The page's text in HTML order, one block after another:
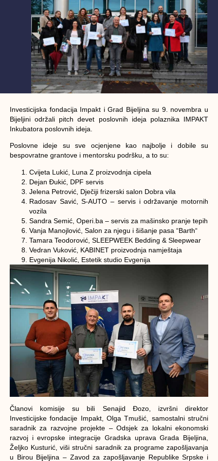
Investicijska fondacija Impakt i Grad Bijeljina su 9. novembra u
Bijeljini održali pitch devet poslovnih ideja polaznika IMPAKT
Inkubatora poslovnih ideja.
Poslovne ideje su sve ocjenjene kao najbolje i dobile su
bespovratne grantove i mentorsku podršku, a to su:
Cvijeta Lukić, Luna Z proizvodnja cipela
Dejan Đukić, DPF servis
Jelena Petrović, Dječiji frizerski salon Dobra vila
Radosav Savić, S-AUTO – servis i održavanje motornih
vozila
Sandra Semić, Operi.ba – servis za mašinsko pranje tepih
Vanja Manojlović, Salon za njegu i šišanje pasa “Barth“
Tamara Teodorović, SLEEPWEEK Bedding & Sleepwear
Vedran Vuković, KABINET proizvodnja namještaja
Evgenija Nikolić, Estetik studio Evgenija
Članovi komisije su bili Senajid Đozo, izvršni direktor
Investicijske fondacije Impakt, Olga Tmušić, samostalni stručni
saradnik za razvojne projekte – Odsjek za lokalni ekonomski
razvoj i evropske integracije Gradska uprava Grada Bijeljina,
Željko Kusturić, viši stručni saradnik za programe zapošljavanja
u Birou Bijeljina – Zavod za zapošljavanje Republike Srpske i